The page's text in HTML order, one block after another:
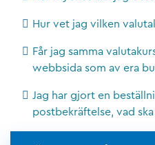
Hur vet jag vilken
Får jag samma
webbsida som av era
Jag har gjort en
postbekräftelse, vad